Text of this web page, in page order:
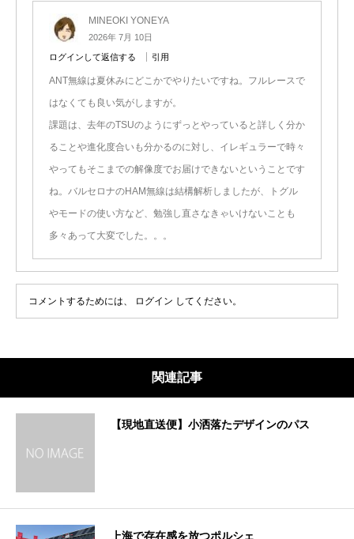
MINEOKI YONEYA
2026年 7月 10日
ログインして返信する 引用
ANT無線は夏休みにどこかでやりたいですね。フルレースで
はなくても良い気がしますが。
課題は、去年のTSUのようにずっとやっていると詳しく分か
ることや進化度合いも分かるのに対し、イレギュラーで時々
やってもそこまでの解像度でお届けできないということです
ね。バルセロナのHAM無線は結構解析しましたが、トグル
やモードの使い方など、勉強し直さなきゃいけないことも
多々あって大変でした。。。
コメントするためには、 ログイン してください。
関連記事
【現地直送便】小洒落たデザインのパス
上海で存在感を放つポルシェ